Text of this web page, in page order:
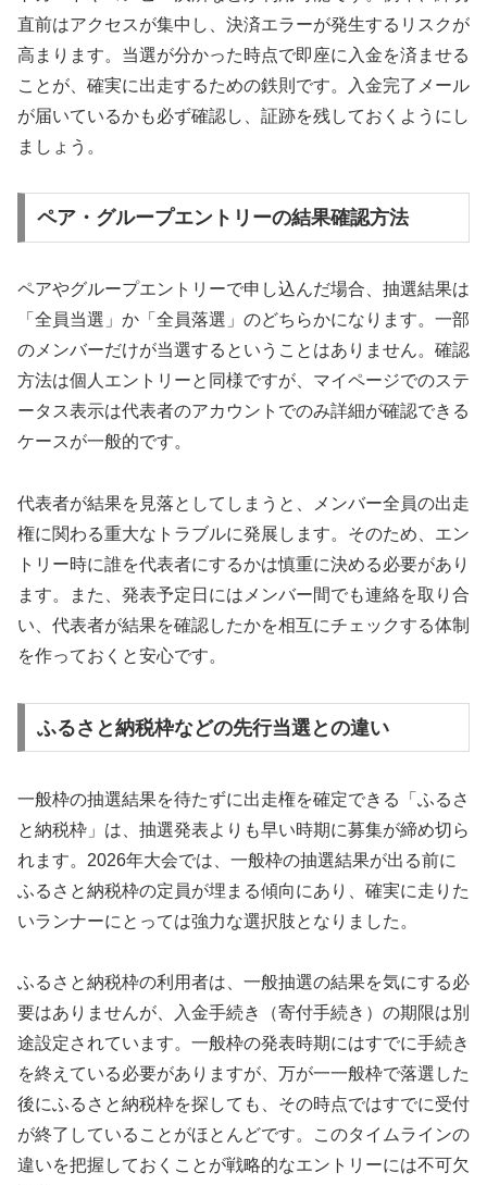
直前はアクセスが集中し、決済エラーが発生するリスクが
高まります。当選が分かった時点で即座に入金を済ませる
ことが、確実に出走するための鉄則です。入金完了メール
が届いているかも必ず確認し、証跡を残しておくようにし
ましょう。
ペア・グループエントリーの結果確認方法
ペアやグループエントリーで申し込んだ場合、抽選結果は
「全員当選」か「全員落選」のどちらかになります。一部
のメンバーだけが当選するということはありません。確認
方法は個人エントリーと同様ですが、マイページでのステ
ータス表示は代表者のアカウントでのみ詳細が確認できる
ケースが一般的です。
代表者が結果を見落としてしまうと、メンバー全員の出走
権に関わる重大なトラブルに発展します。そのため、エン
トリー時に誰を代表者にするかは慎重に決める必要があり
ます。また、発表予定日にはメンバー間でも連絡を取り合
い、代表者が結果を確認したかを相互にチェックする体制
を作っておくと安心です。
ふるさと納税枠などの先行当選との違い
一般枠の抽選結果を待たずに出走権を確定できる「ふるさ
と納税枠」は、抽選発表よりも早い時期に募集が締め切ら
れます。2026年大会では、一般枠の抽選結果が出る前に
ふるさと納税枠の定員が埋まる傾向にあり、確実に走りた
いランナーにとっては強力な選択肢となりました。
ふるさと納税枠の利用者は、一般抽選の結果を気にする必
要はありませんが、入金手続き（寄付手続き）の期限は別
途設定されています。一般枠の発表時期にはすでに手続き
を終えている必要がありますが、万が一一般枠で落選した
後にふるさと納税枠を探しても、その時点ではすでに受付
が終了していることがほとんどです。このタイムラインの
違いを把握しておくことが戦略的なエントリーには不可欠